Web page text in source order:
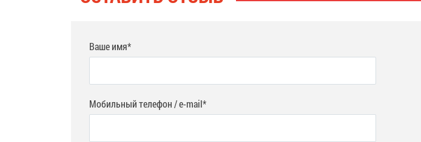
Ваше имя*
Мобильный телефон / e-mail*